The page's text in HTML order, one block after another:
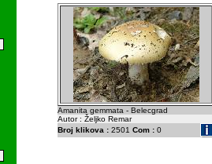
Amanita gemmata - Belecgrad
Autor : Željko Remar
Broj klikova : 2501 Com : 0